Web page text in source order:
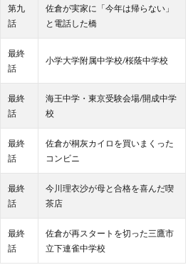
第九
話
佐倉が実家に「今年は帰らない」
と電話した橋
最終
話
小学大学附属中学校/桜蔭中学校
最終
話
海王中学・東京受験会場/開成中学
校
最終
話
佐倉が桐灰カイロを買いまくった
コンビニ
最終
話
今川理衣沙が母と合格を喜んだ喫
茶店
最終
話
佐倉が再スタートを切った三鷹市
立下連雀中学校